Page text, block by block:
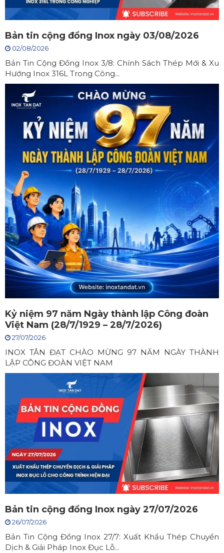
Bản tin cộng đồng Inox ngày 03/08/2026
02/08/2026
Bản Tin Cộng Đồng Inox 3/8: Chính Sách Thép Mới & Xu
Hướng Inox 316L Trong Công...
Kỷ niệm 97 năm Ngày thành lập Công đoàn
Việt Nam (28/7/1929 – 28/7/2026)
27/07/2026
INOX TÂN ĐẠT CHÀO MỪNG 97 NĂM NGÀY THÀNH
LẬP CÔNG ĐOÀN VIỆT NAM
Bản tin cộng đồng Inox ngày 27/07/2026
26/07/2026
Bản Tin Cộng Đồng Inox 27/7: Xuất Khẩu Thép Chuyển
Dịch & Giải Pháp Inox Đục Lỗ...